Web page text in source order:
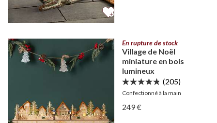
En rupture de stock
Village de Noël
miniature en bois
lumineux
(205)
Confectionné à la main
Afficher Village de Noël
Afficher Village de Noël
249 €